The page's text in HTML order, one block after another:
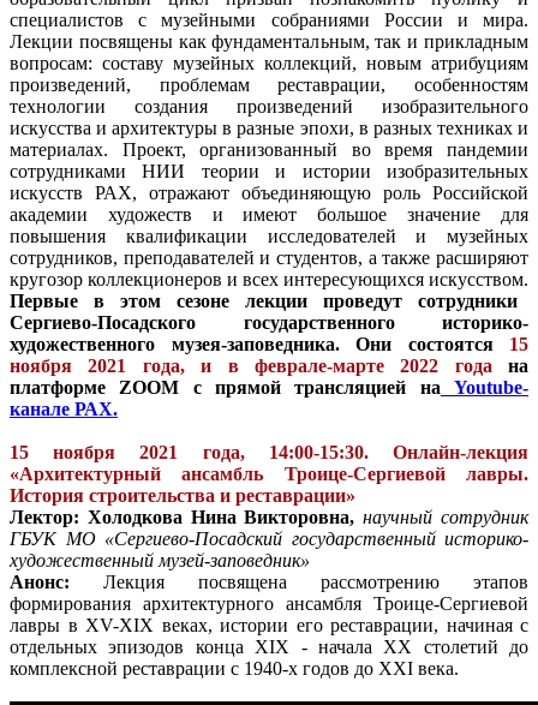
специалистов с музейными собраниями России и мира.
Лекции посвящены как фундаментальным, так и прикладным
вопросам: составу музейных коллекций, новым атрибуциям
произведений, проблемам реставрации, особенностям
технологии создания произведений изобразительного
искусства и архитектуры в разные эпохи, в разных техниках и
материалах. Проект, организованный во время пандемии
сотрудниками НИИ теории и истории изобразительных
искусств РАХ, отражают объединяющую роль Российской
академии художеств и имеют большое значение для
повышения квалификации исследователей и музейных
сотрудников, преподавателей и студентов, а также расширяют
кругозор коллекционеров и всех интересующихся искусством.
Первые в этом сезоне лекции проведут сотрудники
Сергиево-Посадского государственного историко-
художественного музея-заповедника. Они состоятся15
ноября 2021 года, и в феврале-марте2022 года на
платформе ZOOM с прямой трансляцией на Youtube-
канале РАХ.
15 ноября 2021 года, 14:00-15:30. Онлайн-лекция
«Архитектурный ансамбль Троице-Сергиевой лавры.
История строительства и реставрации»
Лектор: Холодкова Нина Викторовна, научный сотрудник
ГБУК МО «Сергиево-Посадский государственный историко-
художественный музей-заповедник»
Анонс: Лекция посвящена рассмотрению этапов
формирования архитектурного ансамбля Троице-Сергиевой
лавры в XV-XIX веках, истории его реставрации, начиная с
отдельных эпизодов конца XIX - начала XX столетий до
комплексной реставрации с 1940-х годов до XXI века.